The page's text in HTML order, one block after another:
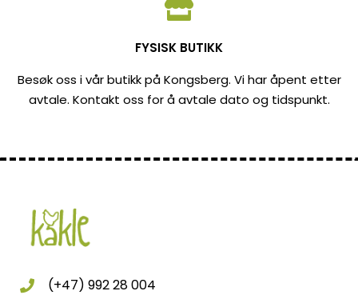
FYSISK BUTIKK
Besøk oss i vår butikk på Kongsberg. Vi har åpent etter
avtale. Kontakt oss for å avtale dato og tidspunkt.
(+47) 992 28 004